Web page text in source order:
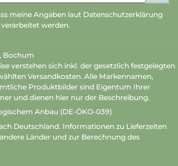
meine Angaben laut Datenschutzerklärung
werden.
Bochum
verstehen sich inkl. der gesetzlich festgelegten
Versandkosten. Alle Markennamen,
Produktbilder sind Eigentum Ihrer
und dienen hier nur der Beschreibung.
Anbau (DE-ÖKO-039)
Deutschland. Informationen zu Lieferzeiten
Länder und zur Berechnung des